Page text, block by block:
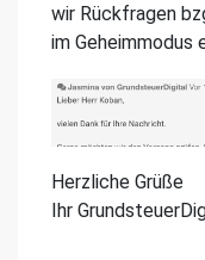
wir Rückfragen
im Geheimmodus
Herzliche Grüße
Ihr